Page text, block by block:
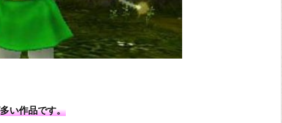
い作品です。